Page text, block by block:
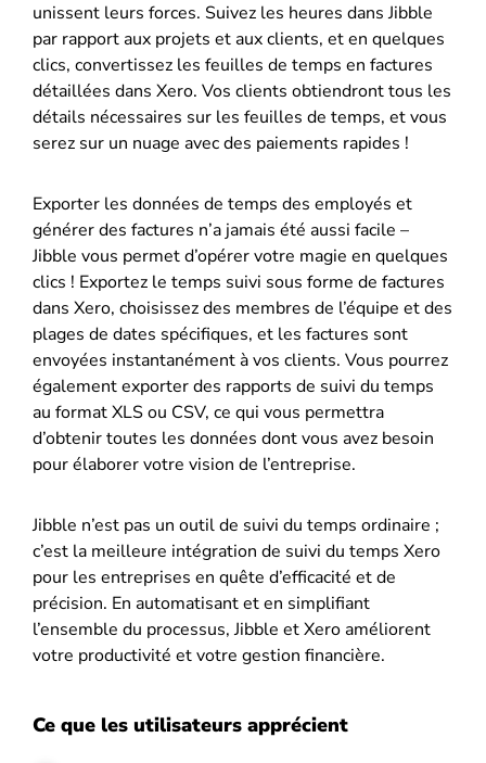
unissent leurs forces. Suivez les heures dans Jibble
par rapport aux projets et aux clients, et en quelques
clics, convertissez les feuilles de temps en factures
détaillées dans Xero. Vos clients obtiendront tous les
détails nécessaires sur les feuilles de temps, et vous
serez sur un nuage avec des paiements rapides !
Exporter les données de temps des employés et
générer des factures n’a jamais été aussi facile –
Jibble vous permet d’opérer votre magie en quelques
clics ! Exportez le temps suivi sous forme de factures
dans Xero, choisissez des membres de l’équipe et des
plages de dates spécifiques, et les factures sont
envoyées instantanément à vos clients. Vous pourrez
également exporter des rapports de suivi du temps
au format XLS ou CSV, ce qui vous permettra
d’obtenir toutes les données dont vous avez besoin
pour élaborer votre vision de l’entreprise.
Jibble n’est pas un outil de suivi du temps ordinaire ;
c’est la meilleure intégration de suivi du temps Xero
pour les entreprises en quête d’efficacité et de
précision. En automatisant et en simplifiant
l’ensemble du processus, Jibble et Xero améliorent
votre productivité et votre gestion financière.
Ce que les utilisateurs apprécient